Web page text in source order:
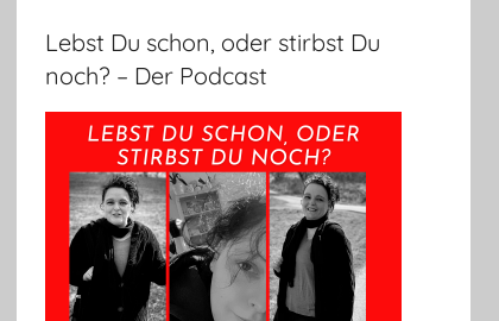
Lebst Du schon, oder stirbst Du
noch? – Der Podcast